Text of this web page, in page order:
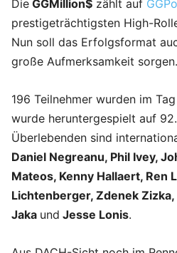
Die GGMillion$ zählt auf
prestigeträchtigsten High-
Nun soll das Erfolgsformat
große Aufmerksamkeit sorgen.
196 Teilnehmer wurden im
wurde heruntergespielt auf
Überlebenden sind
Daniel Negreanu, Phil Ivey,
Mateos, Kenny Hallaert, Ren
Lichtenberger, Zdenek
Jaka und Jesse Lonis.